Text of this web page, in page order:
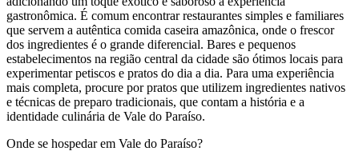
gastronômica. É comum encontrar restaurantes simples e familiares
que servem a autêntica comida caseira amazônica, onde o frescor
dos ingredientes é o grande diferencial. Bares e pequenos
estabelecimentos na região central da cidade são ótimos locais para
experimentar petiscos e pratos do dia a dia. Para uma experiência
mais completa, procure por pratos que utilizem ingredientes nativos
e técnicas de preparo tradicionais, que contam a história e a
identidade culinária de Vale do Paraíso.
Onde se hospedar em Vale do Paraíso?